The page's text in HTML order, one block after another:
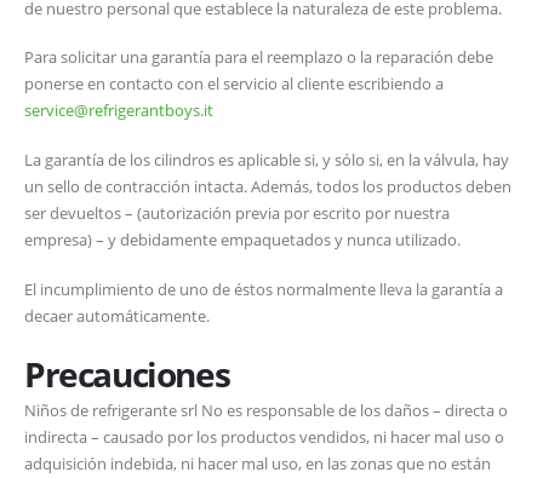
de nuestro personal que establece la naturaleza de este problema.
Para solicitar una garantía para el reemplazo o la reparación debe
ponerse en contacto con el servicio al cliente escribiendo a
service@refrigerantboys.it
La garantía de los cilindros es aplicable si, y sólo si, en la válvula, hay
un sello de contracción intacta. Además, todos los productos deben
ser devueltos – (autorización previa por escrito por nuestra
empresa) – y debidamente empaquetados y nunca utilizado.
El incumplimiento de uno de éstos normalmente lleva la garantía a
decaer automáticamente.
Precauciones
Niños de refrigerante srl No es responsable de los daños – directa o
indirecta – causado por los productos vendidos, ni hacer mal uso o
adquisición indebida, ni hacer mal uso, en las zonas que no están